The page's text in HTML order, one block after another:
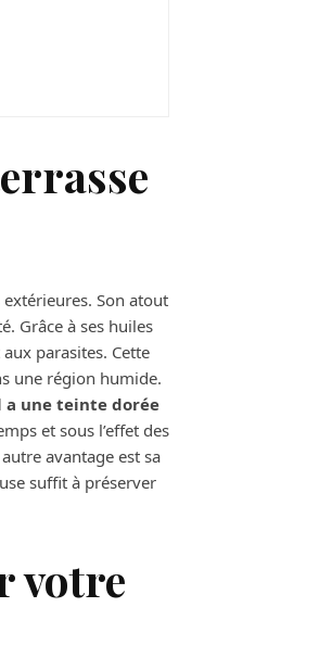
Son atout
Grâce à ses huiles
parasites. Cette
une région humide.
a une teinte dorée
et sous l’effet des
avantage est sa
suffit à préserver
votre